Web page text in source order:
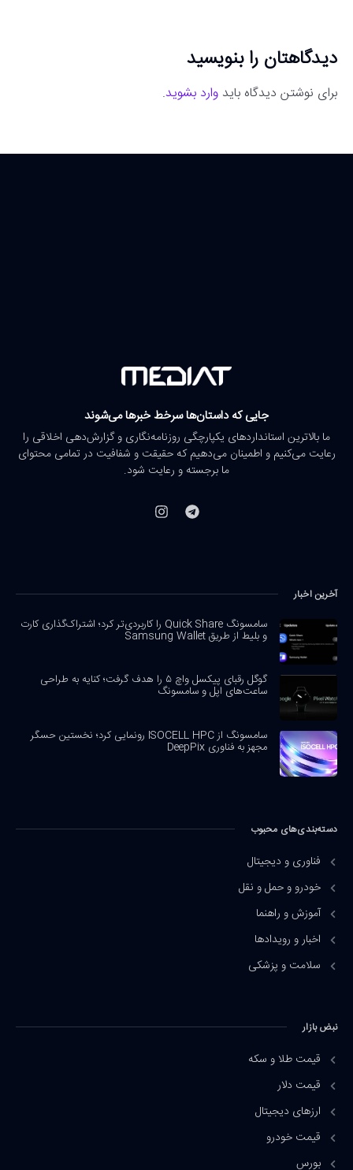
دیدگاهتان را بنویسید
برای نوشتن دیدگاه باید وارد بشوید.
جایی که داستان‌ها سرخط خبرها می‌شوند
ما بالاترین استانداردهای یکپارچگی روزنامه‌نگاری و گزارش‌دهی اخلاقی را
رعایت می‌کنیم و اطمینان می‌دهیم که حقیقت و شفافیت در تمامی محتوای
ما برجسته و رعایت شود.
آخرین اخبار
سامسونگ Quick Share را کاربردی‌تر کرد؛ اشتراک‌گذاری کارت
و بلیط از طریق Samsung Wallet
گوگل رقبای پیکسل واچ ۵ را هدف گرفت؛ کنایه به طراحی
ساعت‌های اپل و سامسونگ
سامسونگ از ISOCELL HPC رونمایی کرد؛ نخستین حسگر
مجهز به فناوری DeepPix
دسته‌بندی‌های محبوب
فناوری و دیجیتال
خودرو و حمل و نقل
آموزش و راهنما
اخبار و رویدادها
سلامت و پزشکی
نبض بازار
قیمت طلا و سکه
قیمت دلار
ارزهای دیجیتال
قیمت خودرو
بورس